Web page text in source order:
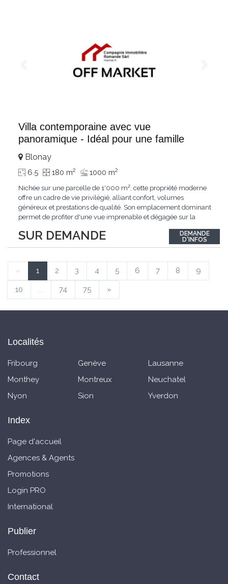
Villa contemporaine avec vue
panoramique - Idéal pour une famille
SUR DEMANDE
Blonay
6.5 180 m2 1000 m2
Nichée sur une parcelle de 1'000 m², cette propriété moderne
offre un cadre de vie privilégié, alliant confort, volumes
généreux et prestations de qualité. Son emplacement dominant
permet de profiter d'une vue imprenable et dégagée sur la
excavé, cette villa propose une surface habitable utile de plus
de 260 m², soigneusement...
DEMANDE
D'INFOS
« 1 2 3 4 5 6 7 8 9
10 ... 74 75 »
Localités
Fribourg Genève
Lausanne
Monthey
Montreux
Neuchatel
Nyon
Sion Yverdon
Index
Page d'accueil
Agences & Agents
Promotions
Login PRO
International
Publier
Professionnel
Contact